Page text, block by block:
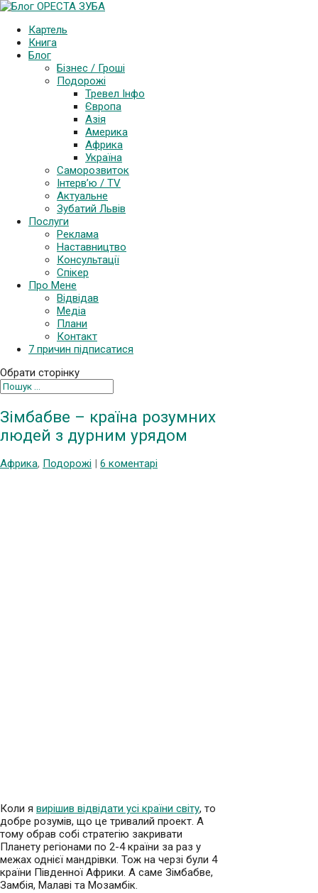
Картель
Книга
Блог
Бізнес / Гроші
Подорожі
Тревел Інфо
Європа
Азія
Америка
Африка
Україна
Саморозвиток
Інтерв’ю / TV
Актуальне
Зубатий Львів
Послуги
Реклама
Наставництво
Консультації
Спікер
Про Мене
Відвідав
Медіа
Плани
Контакт
7 причин підписатися
Обрати сторінку
Зімбабве – країна розумних
людей з дурним урядом
Африка, Подорожі 6 коментарі
Коли я вирішив відвідати усі країни світу, то
добре розумів, що це тривалий проект. А
тому обрав собі стратегію закривати
Планету регіонами по 2-4 країни за раз у
межах однієї мандрівки. Тож на черзі були 4
країни Південної Африки. А саме Зімбабве,
Замбія, Малаві та Мозамбік.